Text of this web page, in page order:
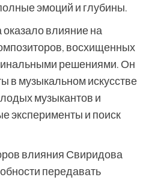
эмоций и глубины.
влияние на
восхищенных
решениями. Он
в музыкальном искусстве
музыкантов и
эксперименты и поиск
влияния Свиридова
передавать